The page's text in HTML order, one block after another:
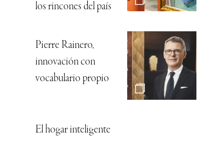
los rincones del país
Pierre Rainero,
innovación con
vocabulario propio
El hogar inteligente